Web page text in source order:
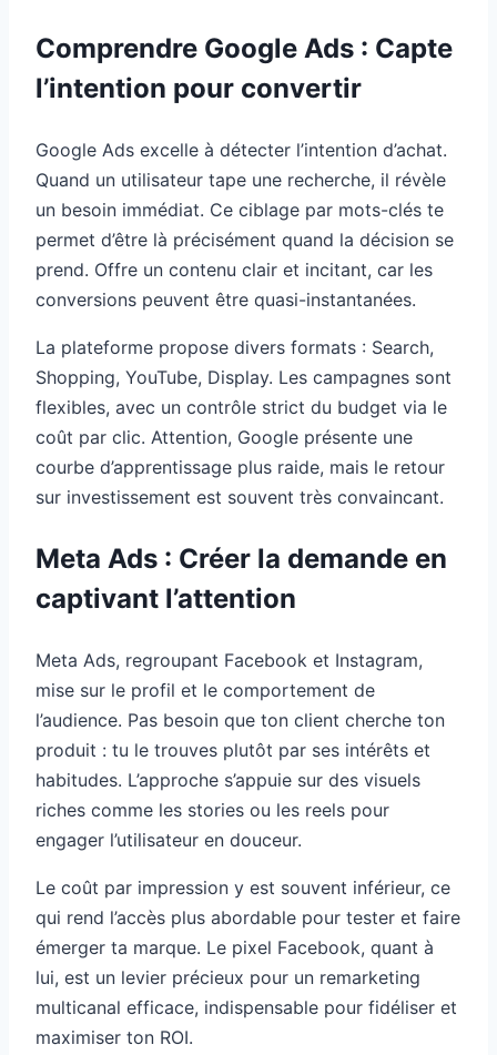
Comprendre Google Ads : Capte
l’intention pour convertir
Google Ads excelle à détecter l’intention d’achat.
Quand un utilisateur tape une recherche, il révèle
un besoin immédiat. Ce ciblage par mots-clés te
permet d’être là précisément quand la décision se
prend. Offre un contenu clair et incitant, car les
conversions peuvent être quasi-instantanées.
La plateforme propose divers formats : Search,
Shopping, YouTube, Display. Les campagnes sont
flexibles, avec un contrôle strict du budget via le
coût par clic. Attention, Google présente une
courbe d’apprentissage plus raide, mais le retour
sur investissement est souvent très convaincant.
Meta Ads : Créer la demande en
captivant l’attention
Meta Ads, regroupant Facebook et Instagram,
mise sur le profil et le comportement de
l’audience. Pas besoin que ton client cherche ton
produit : tu le trouves plutôt par ses intérêts et
habitudes. L’approche s’appuie sur des visuels
riches comme les stories ou les reels pour
engager l’utilisateur en douceur.
Le coût par impression y est souvent inférieur, ce
qui rend l’accès plus abordable pour tester et faire
émerger ta marque. Le pixel Facebook, quant à
lui, est un levier précieux pour un remarketing
multicanal efficace, indispensable pour fidéliser et
maximiser ton ROI.